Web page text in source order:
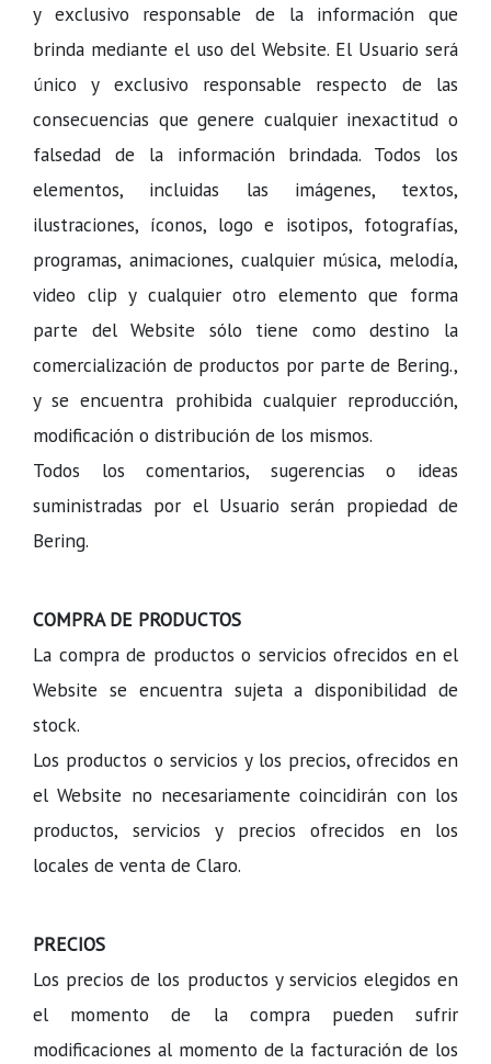
y exclusivo responsable de la información que
brinda mediante el uso del Website. El Usuario será
único y exclusivo responsable respecto de las
consecuencias que genere cualquier inexactitud o
falsedad de la información brindada. Todos los
elementos, incluidas las imágenes, textos,
ilustraciones, íconos, logo e isotipos, fotografías,
programas, animaciones, cualquier música, melodía,
video clip y cualquier otro elemento que forma
parte del Website sólo tiene como destino la
comercialización de productos por parte de Bering.,
y se encuentra prohibida cualquier reproducción,
modificación o distribución de los mismos.
Todos los comentarios, sugerencias o ideas
suministradas por el Usuario serán propiedad de
Bering.
COMPRA DE PRODUCTOS
La compra de productos o servicios ofrecidos en el
Website se encuentra sujeta a disponibilidad de
stock.
Los productos o servicios y los precios, ofrecidos en
el Website no necesariamente coincidirán con los
productos, servicios y precios ofrecidos en los
locales de venta de Claro.
PRECIOS
Los precios de los productos y servicios elegidos en
el momento de la compra pueden sufrir
modificaciones al momento de la facturación de los